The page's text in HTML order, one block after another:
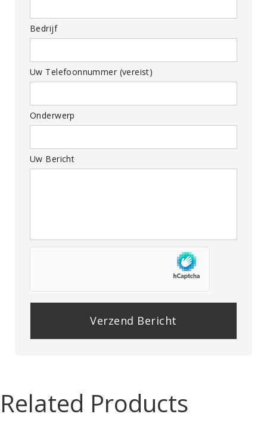
Bedrijf
Uw Telefoonnummer (vereist)
Onderwerp
Uw Bericht
e
Related Products